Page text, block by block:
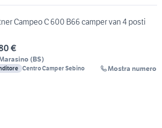
Campeo C 600 B66 camper van 4 posti
€
(BS)
Centro Camper Sebino Mostra numero